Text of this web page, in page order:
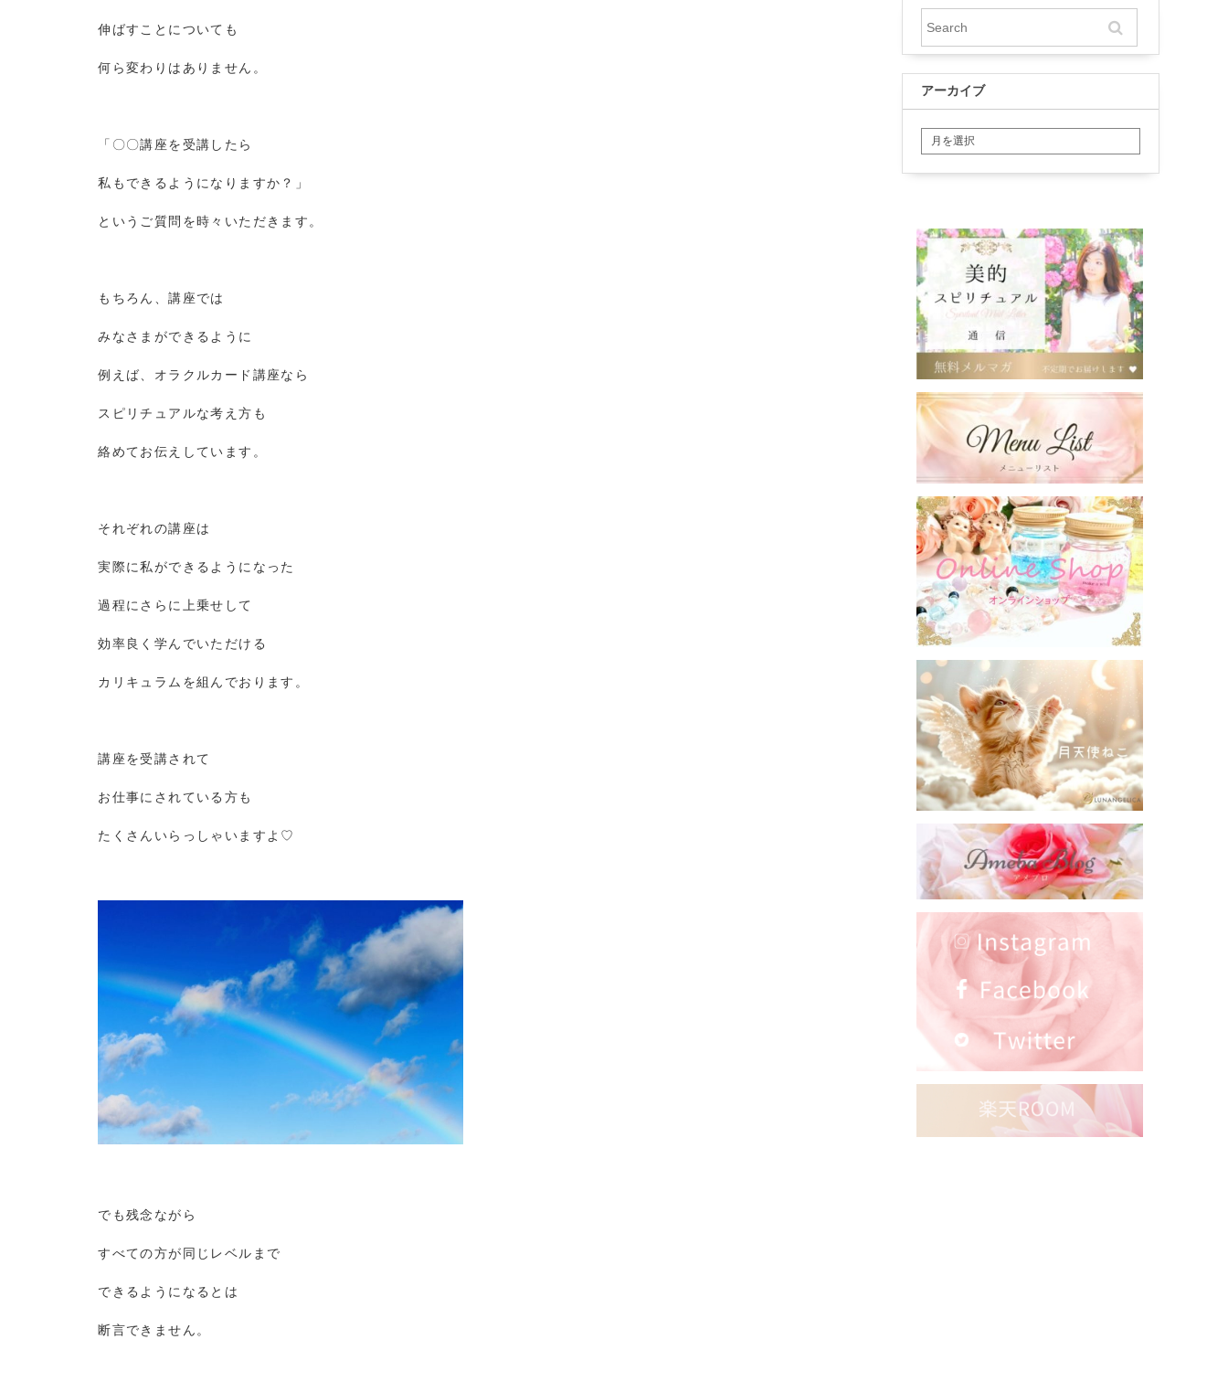
伸ばすことについても
何ら変わりはありません。
「〇〇講座を受講したら
私もできるようになりますか？」
というご質問を時々いただきます。
もちろん、講座では
みなさまができるように
例えば、オラクルカード講座なら
スピリチュアルな考え方も
絡めてお伝えしています。
それぞれの講座は
実際に私ができるようになった
過程にさらに上乗せして
効率良く学んでいただける
カリキュラムを組んでおります。
講座を受講されて
お仕事にされている方も
たくさんいらっしゃいますよ♡
でも残念ながら
すべての方が同じレベルまで
できるようになるとは
断言できません。
アーカイブ